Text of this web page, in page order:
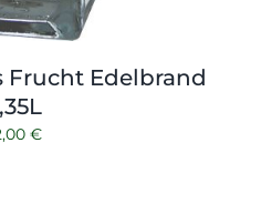
Frucht Edelbrand
€